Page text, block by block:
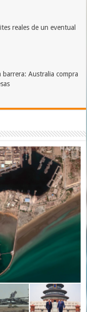
reales de un eventual
barrera: Australia compra